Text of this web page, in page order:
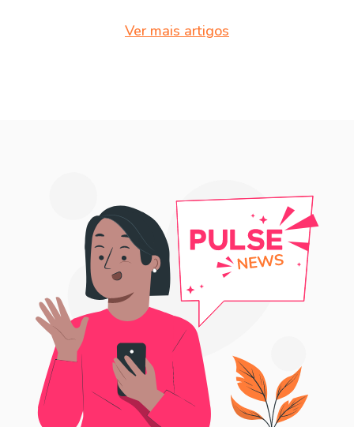
Ver mais artigos